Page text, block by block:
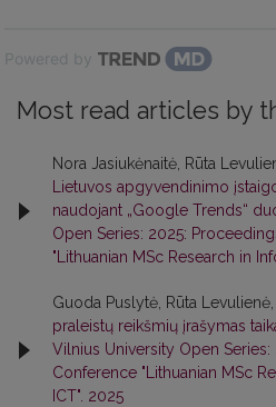
Powered by
Most read articles by
Nora Jasiukėnaitė, Rūta
Lietuvos apgyvendinimo
naudojant „Google Trends“
Open Series: 2025:
"Lithuanian MSc Research in
Guoda Puslytė, Rūta Levulienė,
praleistų reikšmių įrašymas
Vilnius University Open
Conference "Lithuanian MSc
ICT". 2025